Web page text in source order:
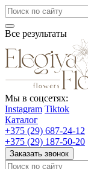
Все результаты
Мы в соцсетях:
Instagram Tiktok
Каталог
+375 (29) 687-24-12
+375 (29) 187-50-20
Заказать звонок